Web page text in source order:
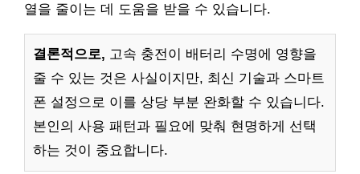
열을 줄이는 데 도움을 받을 수 있습니다.
결론적으로, 고속 충전이 배터리 수명에 영향을
줄 수 있는 것은 사실이지만, 최신 기술과 스마트
폰 설정으로 이를 상당 부분 완화할 수 있습니다.
본인의 사용 패턴과 필요에 맞춰 현명하게 선택
하는 것이 중요합니다.